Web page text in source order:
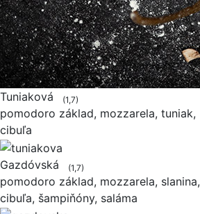
Tuniaková (1,7)
pomodoro základ, mozzarela, tuniak,
cibuľa
Gazdóvská (1,7)
pomodoro základ, mozzarela, slanina,
cibuľa, šampiňóny, saláma